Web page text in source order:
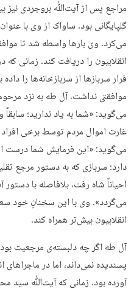
مراجع پس از آیت‌ﷲ بروجردی نیز
گلپایگانی بود. ساواک از وی با
می‌کرد. وی بارها واسطه شد تا
انقلابیون را دریافت کند. زمانی که
فرار سربازها از سربازخانه‌ها را
موافقتی نداشت، آل طه به نزد
می‌گوید: «شما به یاد ندارید؛
غارت اموال مردم توسط برخی
می‌گوید: «این فرمایش شما درست
دارد؛ سربازی که به دستور مرجع
احیاناً شاه رفت، بلافاصله با دستور
می‌گردد». وی با این سخنانِ خود
انقلابیون بیش‌تر همراه کند.
آل طه اگر چه دلبسته‌ی مرجعیت
پسندیده نمی‌داند، اما در
آورده بود. زمانی که آیت‌ﷲ سید